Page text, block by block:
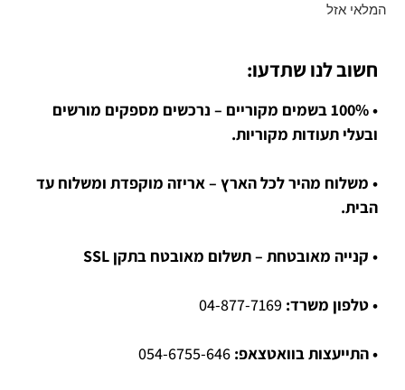
המלאי אזל
חשוב לנו שתדעו:
• 100% בשמים מקוריים – נרכשים מספקים מורשים
ובעלי תעודות מקוריות.
• משלוח מהיר לכל הארץ – אריזה מוקפדת ומשלוח עד
הבית.
• קנייה מאובטחת – תשלום מאובטח בתקן SSL
• טלפון משרד:
• התייעצות בוואטצאפ: